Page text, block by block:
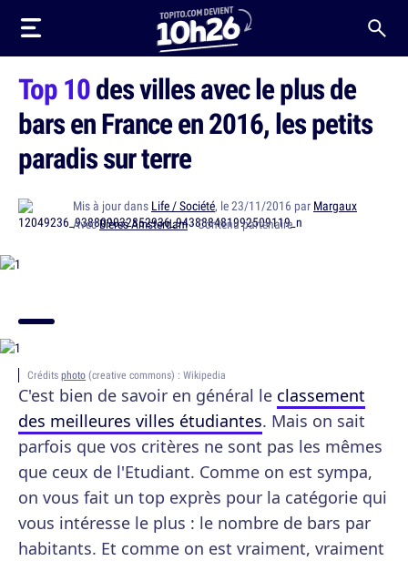
Top 10des villes avec le plus de
bars en France en 2016, les petits
paradis sur terre
Mis à jour dans Life / Société, le 23/11/2016 par Margaux
AvecBières Amsterdam· Contenu partenaire
Crédits photo (creative commons) : Wikipedia
C'est bien de savoir en général le classement
des meilleures villes étudiantes. Mais on sait
parfois que vos critères ne sont pas les mêmes
que ceux de l'Etudiant. Comme on est sympa,
on vous fait un top exprès pour la catégorie qui
vous intéresse le plus : le nombre de bars par
habitants. Et comme on est vraiment, vraiment